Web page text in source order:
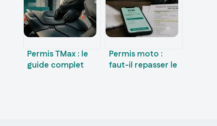
budget
Permis TMax : le
guide complet
Permis moto :
faut-il repasser le